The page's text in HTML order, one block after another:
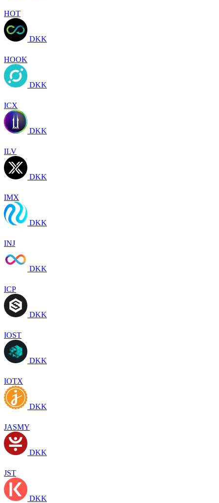
HOT
DKK
HOOK
DKK
ICX
DKK
ILV
DKK
IMX
DKK
INJ
DKK
ICP
DKK
IOST
DKK
IOTX
DKK
JASMY
DKK
JST
DKK